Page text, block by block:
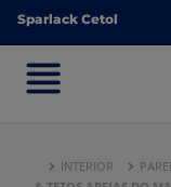
Sparlack Cetol
Sparlack Cetol
INTERIOR